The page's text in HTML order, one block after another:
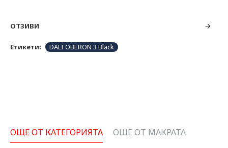
ОТЗИВИ
Етикети: DALI OBERON 3 Black
ОЩЕ ОТ КАТЕГОРИЯТА ОЩЕ ОТ МАКРАТА